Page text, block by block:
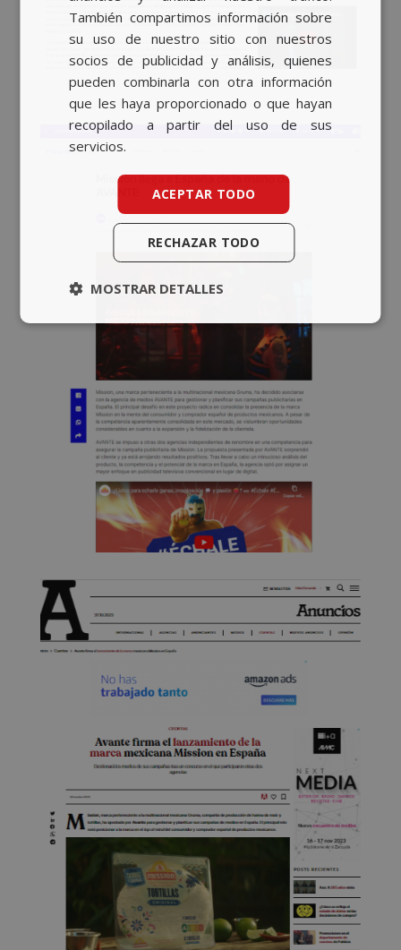
También compartimos información sobre
su uso de nuestro sitio con nuestros
socios de publicidad y análisis, quienes
pueden combinarla con otra información
que les haya proporcionado o que hayan
recopilado a partir del uso de sus
servicios.
ACEPTAR TODO
RECHAZAR TODO
MOSTRAR DETALLES